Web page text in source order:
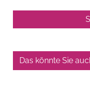
Das könnte Sie